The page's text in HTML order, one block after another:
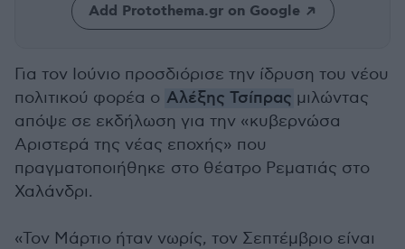
Add Protothema.gr on Google
Για τον Ιούνιο προσδιόρισε την ίδρυση του νέου
πολιτικού φορέα ο Αλέξης Τσίπρας μιλώντας
απόψε σε εκδήλωση για την «κυβερνώσα
Αριστερά της νέας εποχής» που
πραγματοποιήθηκε στο θέατρο Ρεματιάς στο
Χαλάνδρι.
«Τον Μάρτιο ήταν νωρίς, τον Σεπτέμβριο είναι